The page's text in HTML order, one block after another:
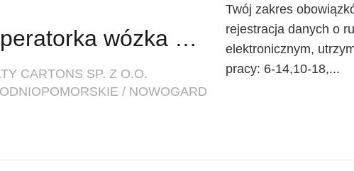
Operator / Operatorka wózka widłowego
CARTONS SP. Z O.O.
/ NOWOGARD
Twój zakres
rejestracja danych o
elektronicznym,
pracy: 6-14,10-18,...